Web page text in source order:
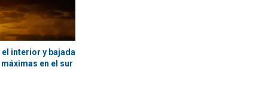
interior y bajada
en el sur